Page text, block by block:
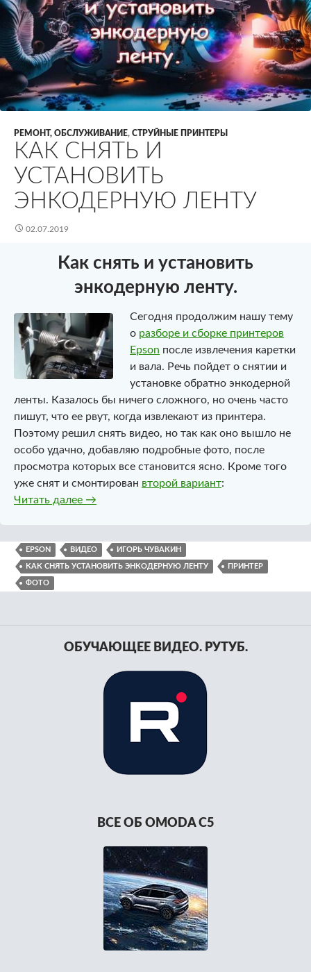
РЕМОНТ, ОБСЛУЖИВАНИЕ, СТРУЙНЫЕ ПРИНТЕРЫ
КАК СНЯТЬ И
УСТАНОВИТЬ
ЭНКОДЕРНУЮ ЛЕНТУ
02.07.2019
Как снять и установить
энкодерную ленту.
Сегодня продолжим нашу тему
о разборе и сборке принтеров
Epson после извлечения каретки
и вала. Речь пойдет о снятии и
установке обратно энкодерной
ленты. Казалось бы ничего сложного, но очень часто
пишут, что ее рвут, когда извлекают из принтера.
Поэтому решил снять видео, но так как оно вышло не
особо удачно, добавляю подробные фото, после
просмотра которых все становится ясно. Кроме того
уже снят и смонтирован второй вариант:
Читать далее Как снять и установить энкодерную ленту
→
EPSON ВИДЕО ИГОРЬ ЧУВАКИН
КАК СНЯТЬ УСТАНОВИТЬ ЭНКОДЕРНУЮ ЛЕНТУ ПРИНТЕР
ФОТО
ОБУЧАЮЩЕЕ ВИДЕО. РУТУБ.
ВСЕ ОБ OMODA C5